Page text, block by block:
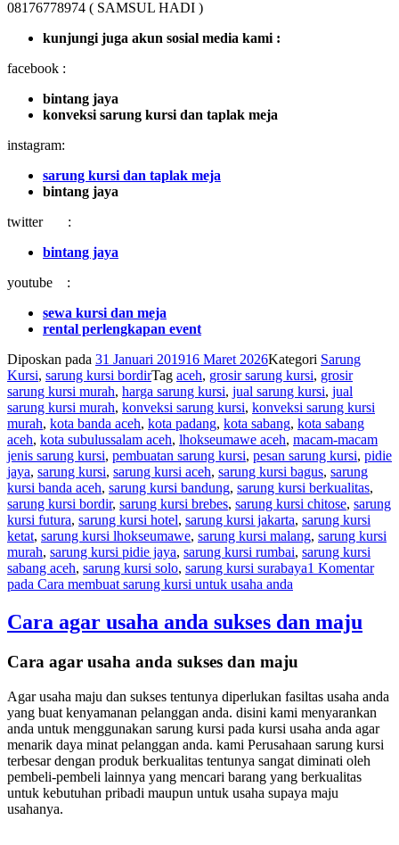
08176778974 ( SAMSUL HADI )
kunjungi juga akun sosial media kami :
facebook :
bintang jaya
konveksi sarung kursi dan taplak meja
instagram:
sarung kursi dan taplak meja
bintang jaya
twitter :
bintang jaya
youtube :
sewa kursi dan meja
rental perlengkapan event
Diposkan pada 31 Januari 201916 Maret 2026Kategori Sarung
Kursi, sarung kursi bordirTag aceh, grosir sarung kursi, grosir
sarung kursi murah, harga sarung kursi, jual sarung kursi, jual
sarung kursi murah, konveksi sarung kursi, konveksi sarung kursi
murah, kota banda aceh, kota padang, kota sabang, kota sabang
aceh, kota subulussalam aceh, lhokseumawe aceh, macam-macam
jenis sarung kursi, pembuatan sarung kursi, pesan sarung kursi, pidie
jaya, sarung kursi, sarung kursi aceh, sarung kursi bagus, sarung
kursi banda aceh, sarung kursi bandung, sarung kursi berkualitas,
sarung kursi bordir, sarung kursi brebes, sarung kursi chitose, sarung
kursi futura, sarung kursi hotel, sarung kursi jakarta, sarung kursi
ketat, sarung kursi lhokseumawe, sarung kursi malang, sarung kursi
murah, sarung kursi pidie jaya, sarung kursi rumbai, sarung kursi
sabang aceh, sarung kursi solo, sarung kursi surabaya1 Komentar
pada Cara membuat sarung kursi untuk usaha anda
Cara agar usaha anda sukses dan maju
Cara agar usaha anda sukses dan maju
Agar usaha maju dan sukses tentunya diperlukan fasiltas usaha anda
yang buat kenyamanan pelanggan anda. disini kami menyarankan
anda untuk menggunakan sarung kursi pada kursi usaha anda agar
menarik daya minat pelanggan anda. kami Perusahaan sarung kursi
terbesar dengan produk berkualitas tentunya sangat diminati oleh
pembeli-pembeli lainnya yang mencari barang yang berkualitas
untuk kebutuhan pribadi maupun untuk usaha supaya maju
usahanya.